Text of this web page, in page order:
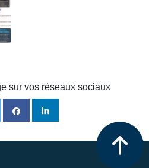
sur vos réseaux sociaux